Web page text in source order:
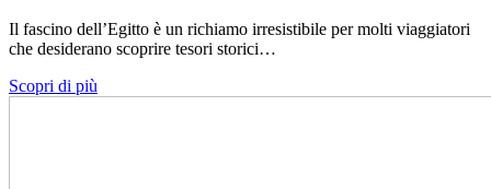
Il fascino dell’Egitto è un richiamo irresistibile per molti viaggiatori
che desiderano scoprire tesori storici…
Scopri di più